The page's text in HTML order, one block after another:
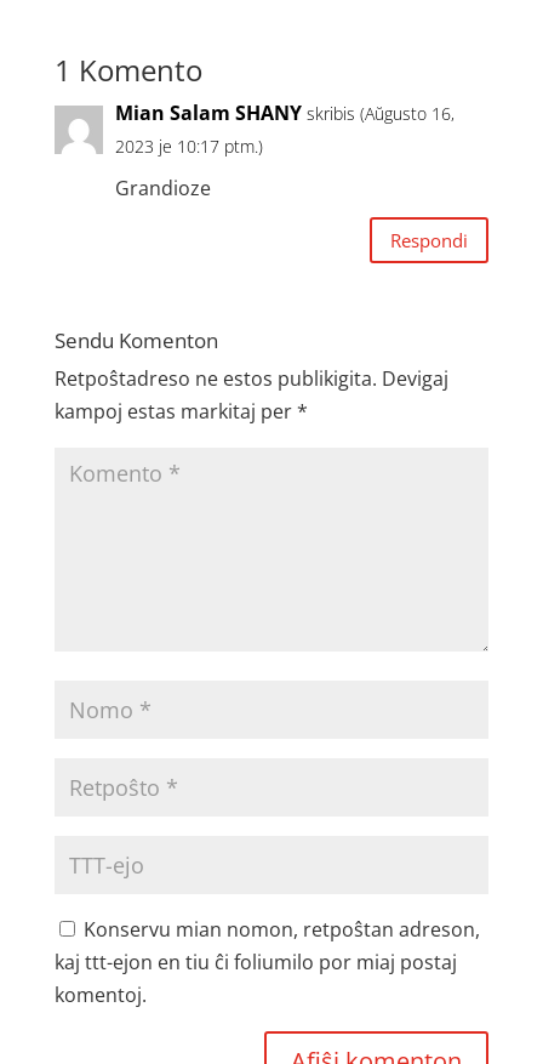
1 Komento
Mian Salam SHANY skribis (Aŭgusto 16,
2023 je 10:17 ptm.)
Grandioze
Respondi
Sendu Komenton
Retpoŝtadreso ne estos publikigita. Devigaj
kampoj estas markitaj per*
Konservu mian nomon, retpoŝtan adreson,
kaj ttt-ejon en tiu ĉi foliumilo por miaj postaj
komentoj.